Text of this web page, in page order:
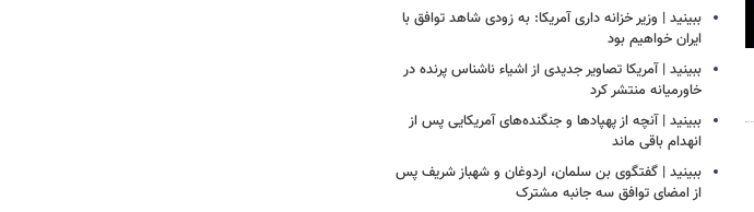
ببینید | وزیر خزانه داری آمریکا: به زودی شاهد توافق با
ایران خواهیم بود
ببینید | آمریکا تصاویر جدیدی از اشیاء ناشناس پرنده در
خاورمیانه منتشر کرد
ببینید | آنچه از پهپادها و جنگنده‌های آمریکایی پس از
انهدام باقی ماند
ببینید | گفتگوی بن سلمان، اردوغان و شهباز شریف پس
از امضای توافق سه جانبه مشترک